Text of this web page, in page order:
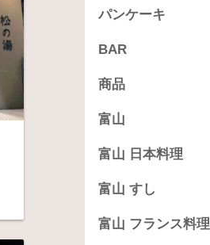
パンケーキ
BAR
商品
富山
富山 日本料理
富山 すし
富山 フランス料理